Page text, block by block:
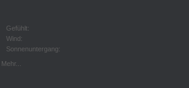
Gefühlt:
Wind:
Sonnenuntergang:
Mehr...